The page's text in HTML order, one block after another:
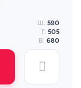
Ш: 590
Г: 505
В: 680